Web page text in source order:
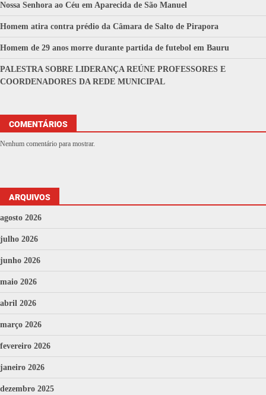
Nossa Senhora ao Céu em Aparecida de São Manuel
Homem atira contra prédio da Câmara de Salto de Pirapora
Homem de 29 anos morre durante partida de futebol em Bauru
PALESTRA SOBRE LIDERANÇA REÚNE PROFESSORES E
COORDENADORES DA REDE MUNICIPAL
COMENTÁRIOS
Nenhum comentário para mostrar.
ARQUIVOS
agosto 2026
julho 2026
junho 2026
maio 2026
abril 2026
março 2026
fevereiro 2026
janeiro 2026
dezembro 2025